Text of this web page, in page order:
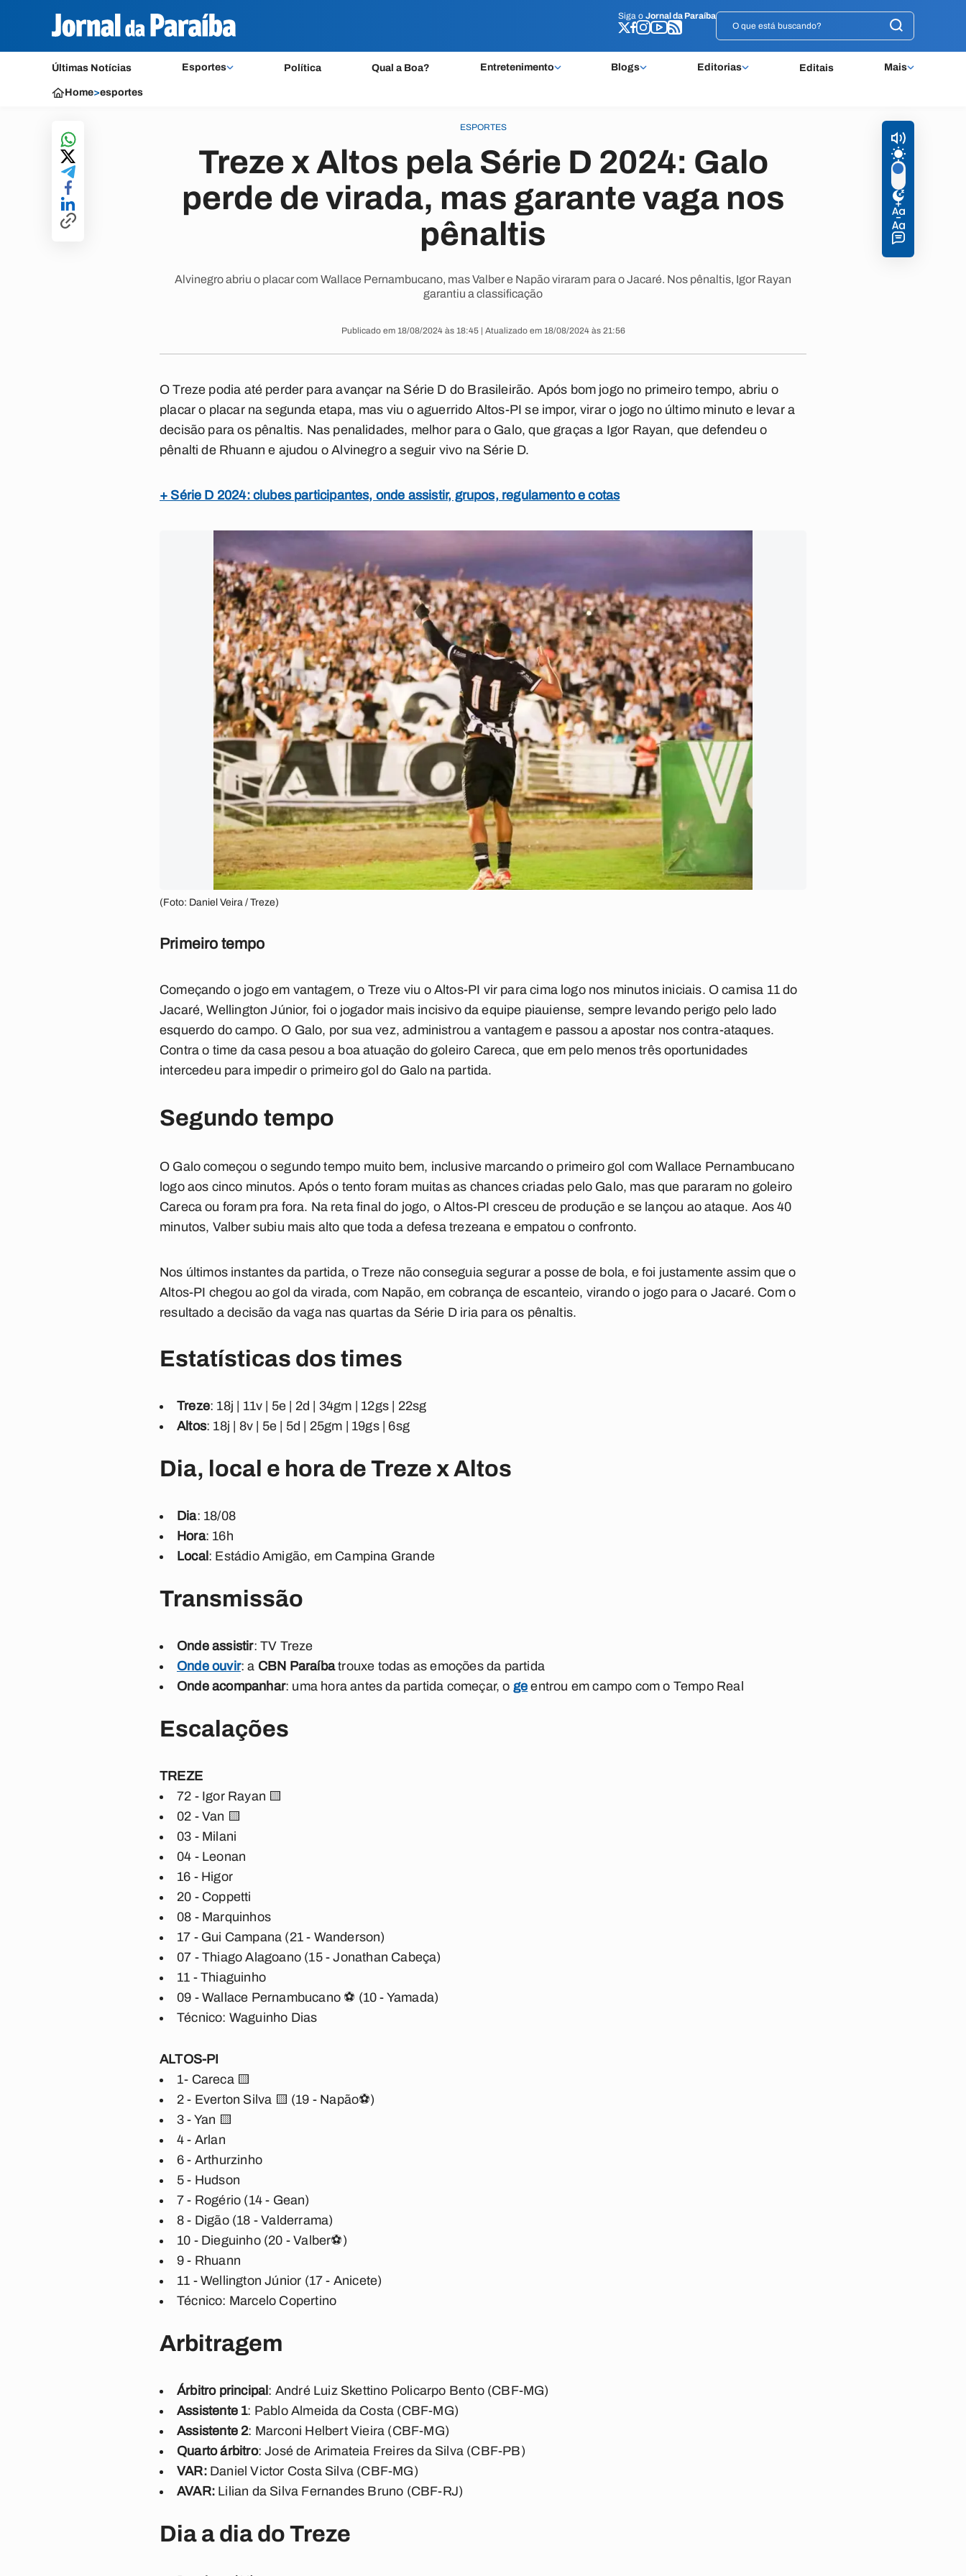
Siga o Jornal da Paraíba
Últimas Notícias Esportes Política Qual a Boa? Entretenimento Blogs Editorias Editais Mais
Siga o Jornal da Paraíba
Home>esportes
ESPORTES
Treze x Altos pela Série D 2024: Galo
perde de virada, mas garante vaga nos
pênaltis
Alvinegro abriu o placar com Wallace Pernambucano, mas Valber e Napão viraram para o Jacaré. Nos pênaltis, Igor Rayan
garantiu a classificação
Publicado em 18/08/2024 às 18:45 | Atualizado em 18/08/2024 às 21:56
O Treze podia até perder para avançar na Série D do Brasileirão. Após bom jogo no primeiro tempo, abriu o
placar o placar na segunda etapa, mas viu o aguerrido Altos-PI se impor, virar o jogo no último minuto e levar a
decisão para os pênaltis. Nas penalidades, melhor para o Galo, que graças a Igor Rayan, que defendeu o
pênalti de Rhuann e ajudou o Alvinegro a seguir vivo na Série D.
+ Série D 2024: clubes participantes, onde assistir, grupos, regulamento e cotas
(Foto: Daniel Veira / Treze)
Primeiro tempo
Começando o jogo em vantagem, o Treze viu o Altos-PI vir para cima logo nos minutos iniciais. O camisa 11 do
Jacaré, Wellington Júnior, foi o jogador mais incisivo da equipe piauiense, sempre levando perigo pelo lado
esquerdo do campo. O Galo, por sua vez, administrou a vantagem e passou a apostar nos contra-ataques.
Contra o time da casa pesou a boa atuação do goleiro Careca, que em pelo menos três oportunidades
intercedeu para impedir o primeiro gol do Galo na partida.
Segundo tempo
O Galo começou o segundo tempo muito bem, inclusive marcando o primeiro gol com Wallace Pernambucano
logo aos cinco minutos. Após o tento foram muitas as chances criadas pelo Galo, mas que pararam no goleiro
Careca ou foram pra fora. Na reta final do jogo, o Altos-PI cresceu de produção e se lançou ao ataque. Aos 40
minutos, Valber subiu mais alto que toda a defesa trezeana e empatou o confronto.
Nos últimos instantes da partida, o Treze não conseguia segurar a posse de bola, e foi justamente assim que o
Altos-PI chegou ao gol da virada, com Napão, em cobrança de escanteio, virando o jogo para o Jacaré. Com o
resultado a decisão da vaga nas quartas da Série D iria para os pênaltis.
Estatísticas dos times
Treze: 18j | 11v | 5e | 2d | 34gm | 12gs | 22sg
Altos: 18j | 8v | 5e | 5d | 25gm | 19gs | 6sg
Dia, local e hora de Treze x Altos
Dia: 18/08
Hora: 16h
Local : Estádio Amigão, em Campina Grande
Transmissão
Onde assistir: TV Treze
Onde ouvir: a CBN Paraíbatrouxe todas as emoções da partida
Onde acompanhar: uma hora antes da partida começar, o ge entrou em campo com o Tempo Real
Escalações
TREZE
72 - Igor Rayan 🟨
02 - Van 🟨
03 - Milani
04 - Leonan
16 - Higor
20 - Coppetti
08 - Marquinhos
17 - Gui Campana (21 - Wanderson)
07 - Thiago Alagoano (15 - Jonathan Cabeça)
11 - Thiaguinho
09 - Wallace Pernambucano ⚽ (10 - Yamada)
Técnico: Waguinho Dias
ALTOS-PI
1- Careca 🟨
2 - Everton Silva 🟨 (19 - Napão⚽)
3 - Yan 🟨
4 - Arlan
6 - Arthurzinho
5 - Hudson
7 - Rogério (14 - Gean)
8 - Digão (18 - Valderrama)
10 - Dieguinho (20 - Valber⚽)
9 - Rhuann
11 - Wellington Júnior (17 - Anicete)
Técnico: Marcelo Copertino
Arbitragem
Árbitro principal : André Luiz Skettino Policarpo Bento (CBF-MG)
Assistente 1: Pablo Almeida da Costa (CBF-MG)
Assistente 2: Marconi Helbert Vieira (CBF-MG)
Quarto árbitro: José de Arimateia Freires da Silva (CBF-PB)
VAR:Daniel Victor Costa Silva (CBF-MG)
AVAR: Lilian da Silva Fernandes Bruno (CBF-RJ)
Dia a dia do Treze